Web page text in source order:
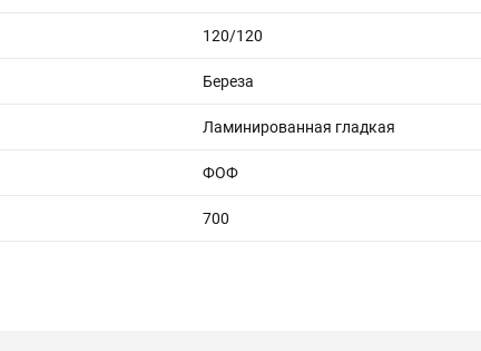
120/120
Береза
Ламинированная гладкая
ФОФ
700